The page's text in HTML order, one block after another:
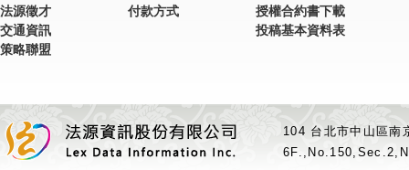
法源徵才
交通資訊
策略聯盟
付款方式
授權合約書下載
投稿基本資料表
104 台北市中山區